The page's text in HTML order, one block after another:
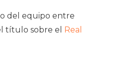
del equipo entre
título sobre el Real